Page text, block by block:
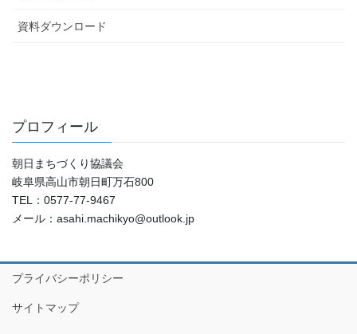
資料ダウンロード
プロフィール
朝日まちづくり協議会
岐阜県高山市朝日町万石800
TEL：0577-77-9467
メール：asahi.machikyo@outlook.jp
プライバシーポリシー
サイトマップ